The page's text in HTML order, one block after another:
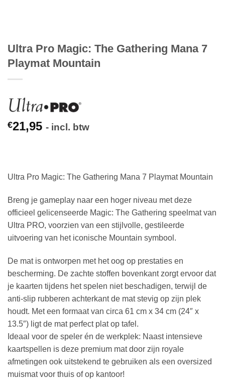
Ultra Pro Magic: The Gathering Mana 7
Playmat Mountain
€21,95 - incl. btw
Ultra Pro Magic: The Gathering Mana 7 Playmat Mountain
Breng je gameplay naar een hoger niveau met deze
officieel gelicenseerde Magic: The Gathering speelmat van
Ultra PRO, voorzien van een stijlvolle, gestileerde
uitvoering van het iconische Mountain symbool.
De mat is ontworpen met het oog op prestaties en
bescherming. De zachte stoffen bovenkant zorgt ervoor dat
je kaarten tijdens het spelen niet beschadigen, terwijl de
anti-slip rubberen achterkant de mat stevig op zijn plek
houdt. Met een formaat van circa 61 cm x 34 cm (24″ x
13.5″) ligt de mat perfect plat op tafel.
Ideaal voor de speler én de werkplek: Naast intensieve
kaartspellen is deze premium mat door zijn royale
afmetingen ook uitstekend te gebruiken als een oversized
muismat voor thuis of op kantoor!